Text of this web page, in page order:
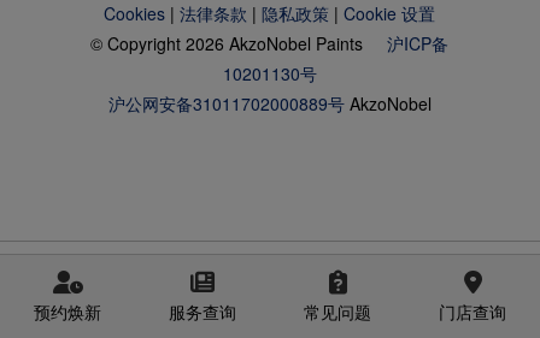
Cookies |法律条款 |隐私政策 |Cookie 设置
© Copyright 2026 AkzoNobel Paints沪ICP备
10201130号
沪公网安备31011702000889号 AkzoNobel
预约焕新 服务查询 常见问题 门店查询